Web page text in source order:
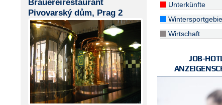
Brauereirestaurant
Pivovarský dům, Prag 2
Unterkünfte
Wirtschaft
JOB-